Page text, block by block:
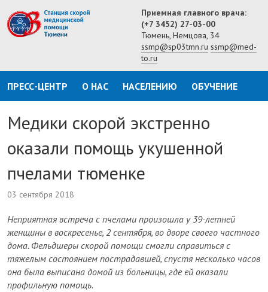
Приемная главного врача:
(+7 3452) 27-03-00
Тюмень, Немцова, 34
ssmp@sp03tmn.ru ssmp@med-
to.ru
ПРЕСС-ЦЕНТР О НАС НАСЕЛЕНИЮ ОБУЧЕНИЕ
Медики скорой экстренно
оказали помощь укушенной
пчелами тюменке
03 сентября 2018
Неприятная встреча с пчелами произошла у 39-летней
женщины в воскресенье, 2 сентября, во дворе своего частного
дома. Фельдшеры скорой помощи смогли справиться с
тяжелым состоянием пострадавшей, спустя несколько часов
она была выписана домой из больницы, где ей оказали
профильную помощь.